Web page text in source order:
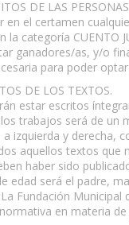
DE LAS
en el certamen
la categoría CUENTO
ganadores/as, y/o
para poder
DE LOS TEXTOS.
estar escritos
trabajos será de
izquierda y derecha,
aquellos textos
haber sido
edad será el padre,
Fundación
en materia